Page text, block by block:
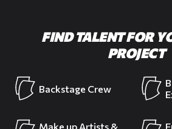
FIND TALENT FOR
PROJECT
Backstage Crew
Make up Artists &